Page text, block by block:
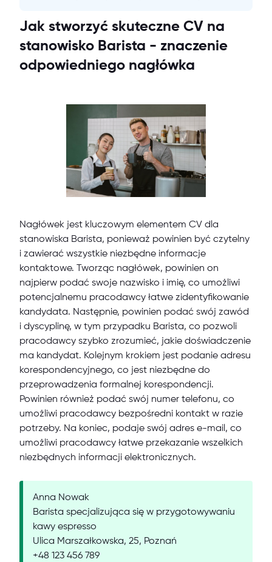
Jak stworzyć skuteczne CV na
stanowisko Barista - znaczenie
odpowiedniego nagłówka
Nagłówek jest kluczowym elementem CV dla
stanowiska Barista, ponieważ powinien być czytelny
i zawierać wszystkie niezbędne informacje
kontaktowe. Tworząc nagłówek, powinien on
najpierw podać swoje nazwisko i imię, co umożliwi
potencjalnemu pracodawcy łatwe zidentyfikowanie
kandydata. Następnie, powinien podać swój zawód
i dyscyplinę, w tym przypadku Barista, co pozwoli
pracodawcy szybko zrozumieć, jakie doświadczenie
ma kandydat. Kolejnym krokiem jest podanie adresu
korespondencyjnego, co jest niezbędne do
przeprowadzenia formalnej korespondencji.
Powinien również podać swój numer telefonu, co
umożliwi pracodawcy bezpośredni kontakt w razie
potrzeby. Na koniec, podaje swój adres e-mail, co
umożliwi pracodawcy łatwe przekazanie wszelkich
niezbędnych informacji elektronicznych.
Anna Nowak
Barista specjalizująca się w przygotowywaniu
kawy espresso
Ulica Marszałkowska, 25, Poznań
+48 123 456 789